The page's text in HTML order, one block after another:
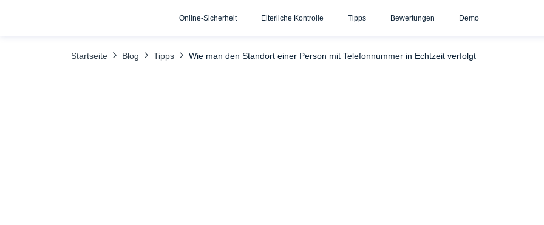
Online-Sicherheit Elterliche Kontrolle Tipps Bewertungen Demo
Startseite Blog Tipps Wie man den Standort einer Person mit Telefonnummer in Echtzeit verfolgt
HeyLocate Free Phone Number Tracker verwenden: Einfach und schnell Telefonnummer eintippen und